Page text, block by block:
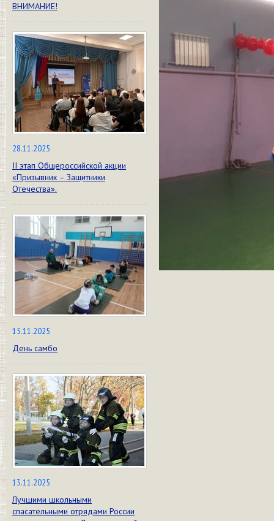
ВНИМАНИЕ!
28.11.2025
II этап Общероссийской акции
«Призывник – Защитники
Отечества».
15.11.2025
День самбо
13.11.2025
Лучшими школьными
спасательными отрядами России